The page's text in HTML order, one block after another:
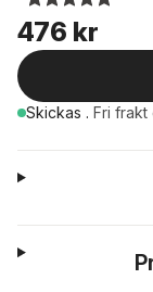
476 kr
Skickas . Fri frakt